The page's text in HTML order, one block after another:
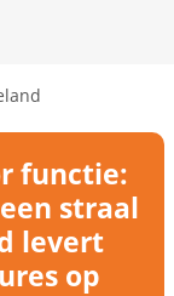
functie:
straal
levert
op